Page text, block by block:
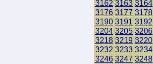
3162 3163 3164
3176 3177 3178
3190 3191 3192
3204 3205 3206
3218 3219 3220
3232 3233 3234
3246 3247 3248